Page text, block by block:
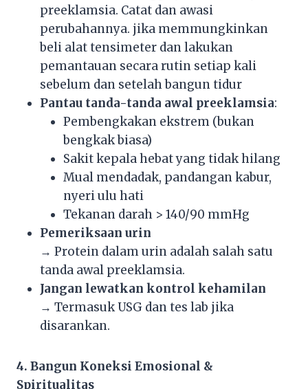
preeklamsia. Catat dan awasi
perubahannya. jika memmungkinkan
beli alat tensimeter dan lakukan
pemantauan secara rutin setiap kali
sebelum dan setelah bangun tidur
Pantau tanda-tanda awal preeklamsia:
Pembengkakan ekstrem (bukan
bengkak biasa)
Sakit kepala hebat yang tidak hilang
Mual mendadak, pandangan kabur,
nyeri ulu hati
Tekanan darah > 140/90 mmHg
Pemeriksaan urin
→ Protein dalam urin adalah salah satu
tanda awal preeklamsia.
Jangan lewatkan kontrol kehamilan
→ Termasuk USG dan tes lab jika
disarankan.
4. Bangun Koneksi Emosional &
Spiritualitas